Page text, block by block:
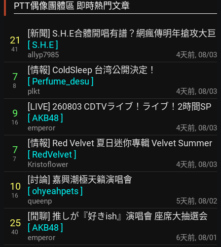
PTT偶像團體區 即時熱門文章
21
41
[新聞] S.H.E合體開唱有譜？網瘋傳明年搶攻大巨
[S.H.E]
allyp7985 4天前, 08/03
7
8
[情報] ColdSleep 台湾公開決定！
[ Perfume_desu ]
plkt 4天前, 08/03
9
16
[LIVE] 260803 CDTVライブ！ライブ！2時間SP
[AKB48 ]
emperor 4天前, 08/03
7
7
[情報] Red Velvet 夏日迷你專輯 Velvet Summer
[ RedVelvet]
Kristoflower 4天前, 08/03
10
16
[討論] 嘉興潮極天籟演唱會
[ohyeahpets]
queenp 5天前, 08/02
25
40
[閒聊] 推しが『好きish』演唱會 座席大抽選会
[AKB48 ]
emperor 6天前, 08/01